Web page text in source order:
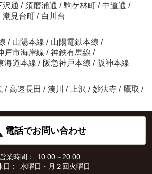
沢通 / 須磨浦通 / 駒ケ林町 / 中道通 /
潮見台町 / 白川台
/ 山陽本線 / 山陽電鉄本線 /
戸市海岸線 / 神鉄有馬線 /
海道本線 / 阪急神戸本線 / 阪神本線
/ 高速長田 / 湊川 / 上沢 / 妙法寺 / 鷹取 /
電話でお問い合わせ
業時間：
10:00～20:00
日：
水曜日・月２回火曜日